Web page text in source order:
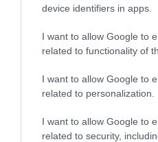
device identifiers in apps.
I want to allow Google to
related to functionality of
I want to allow Google to
related to personalization.
I want to allow Google to
related to security,